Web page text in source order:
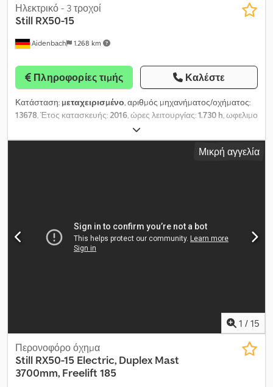
Aidenbach 1.268 km
Ηλεκτρικό - 3 τροχοί
Still RX50-15
Πληροφορίες τιμής Καλέστε
Κατάσταση: μεταχειρισμένο, αριθμός μηχανήματος/οχήματος:
13678, Έτος κατασκευής:2016, ώρες λειτουργίας:1.730 h, ωφελιμο
, ύψος ανύψωσης:
ανύψωση:1.450 χιλ., ύψος κατασκευής:1.970 χιλ., διάσταση
, μέγεθος πίσω ελαστικού:18x7-8,
Μικρή αγγελία
1 / 15
Περονοφόρο όχημα
Still RX50-15 Electric, Duplex Mast
3700mm, Freelift 185